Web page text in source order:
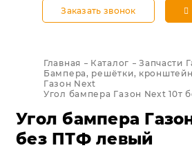
Заказать звонок
Главная Каталог Запчасти
Бампера, решётки,
Газон Next
Угол бампера Газон Next 10т
Угол бампера
без ПТФ левый